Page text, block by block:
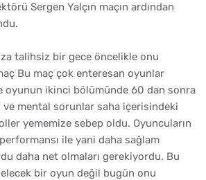
Sergen Yalçın maçın ardından
talihsiz bir gece öncelikle onu
Bu maç çok enteresan oyunlar
oyunun ikinci bölümünde 60 dan sonra
ve mental sorunlar saha içerisindeki
yememize sebep oldu. Oyuncuların
ile yani daha sağlam
daha net olmaları gerekiyordu. Bu
bir oyun değil bugün onu